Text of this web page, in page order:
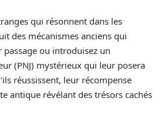
qui résonnent dans les
des mécanismes anciens qui
passage ou introduisez un
(PNJ) mystérieux qui leur posera
réussissent, leur récompense
antique révélant des trésors cachés